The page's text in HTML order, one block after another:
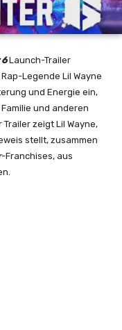
Launch-Trailer
Legende Lil Wayne
und Energie ein,
und anderen
zeigt Lil Wayne,
stellt, zusammen
-Franchises, aus